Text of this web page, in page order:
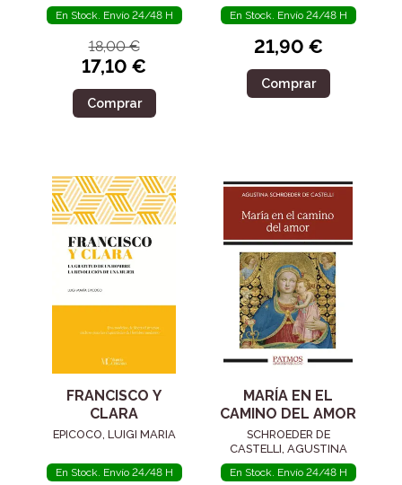
En Stock. Envío 24/48 H
18,00 €
17,10 €
Comprar
En Stock. Envío 24/48 H
21,90 €
Comprar
FRANCISCO Y
CLARA
EPICOCO, LUIGI MARIA
En Stock. Envío 24/48 H
MARÍA EN EL
CAMINO DEL AMOR
SCHROEDER DE
CASTELLI, AGUSTINA
En Stock. Envío 24/48 H